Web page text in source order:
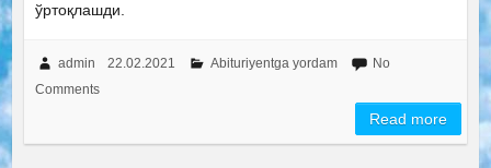
ўртоқлашди.
admin 22.02.2021 Abituriyentga yordam
No
Comments
Read more